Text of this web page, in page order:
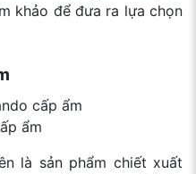
khảo để đưa ra lựa chọn
ẩm
là sản phẩm chiết xuất